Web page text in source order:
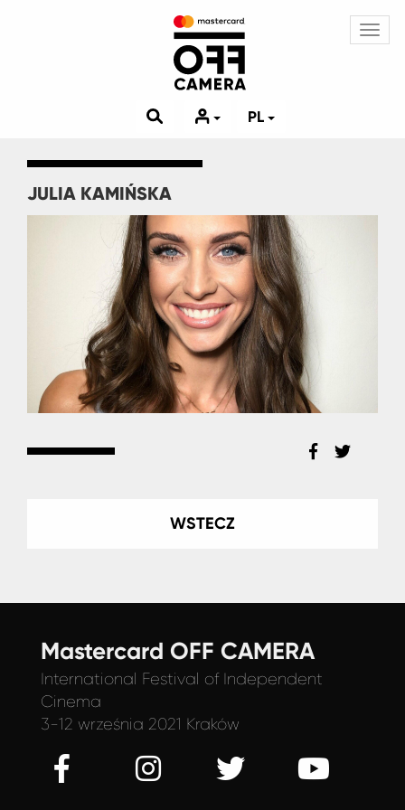
PL
JULIA KAMIŃSKA
WSTECZ
Mastercard OFF CAMERA
International Festival of Independent
Cinema
3-12 września 2021 Kraków